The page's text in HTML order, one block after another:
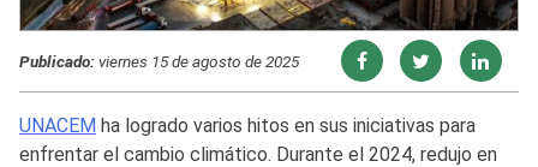
Publicado:viernes 15 de agosto de 2025
UNACEM ha logrado varios hitos en sus iniciativas para
enfrentar el cambio climático. Durante el 2024, redujo en